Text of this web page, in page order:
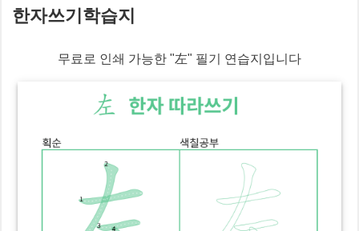
한자쓰기학습지
무료로 인쇄 가능한 "左" 필기 연습지입니다